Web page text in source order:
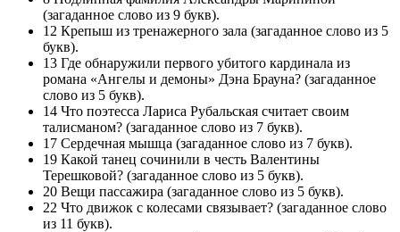
(загаданное слово из 9 букв).
12 Крепыш из тренажерного зала (загаданное слово из 5
букв).
13 Где обнаружили первого убитого кардинала из
романа «Ангелы и демоны» Дэна Брауна? (загаданное
слово из 5 букв).
14 Что поэтесса Лариса Рубальская считает своим
талисманом? (загаданное слово из 7 букв).
17 Сердечная мышца (загаданное слово из 7 букв).
19 Какой танец сочинили в честь Валентины
Терешковой? (загаданное слово из 5 букв).
20 Вещи пассажира (загаданное слово из 5 букв).
22 Что движок с колесами связывает? (загаданное слово
из 11 букв).